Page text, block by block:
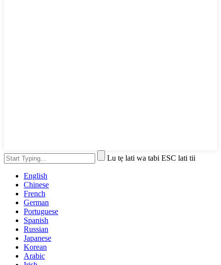
Lu tẹ lati wa tabi ESC lati tii
English
Chinese
French
German
Portuguese
Spanish
Russian
Japanese
Korean
Arabic